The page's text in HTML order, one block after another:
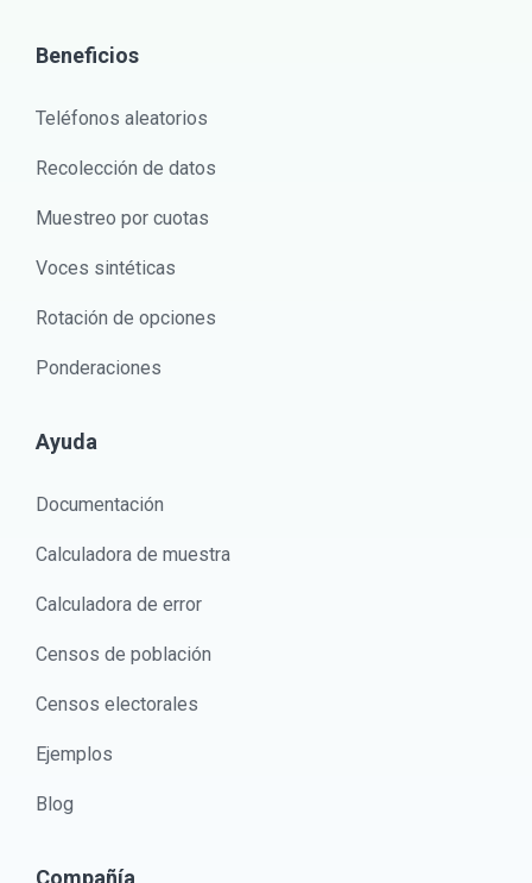
Beneficios
Teléfonos aleatorios
Recolección de datos
Muestreo por cuotas
Voces sintéticas
Rotación de opciones
Ponderaciones
Ayuda
Documentación
Calculadora de muestra
Calculadora de error
Censos de población
Censos electorales
Ejemplos
Blog
Compañía